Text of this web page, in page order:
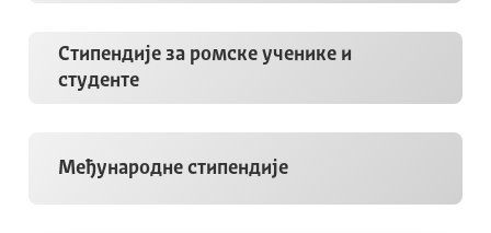
Стипендије за ромске ученике и
студенте
Међународне стипендије